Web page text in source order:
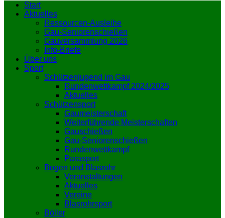
Start
Aktuelles
Ressourcen-Ausleihe
Gau-Seniorenschießen
Gauversammlung 2026
Info-Briefe
Über uns
Sport
Schützenjugend im Gau
Rundenwettkampf 2024/2025
Aktuelles
Schützensport
Gaumeisterschaft
Weiterführende Meisterschaften
Gauschießen
Gau-Seniorenschießen
Rundenwettkampf
Parasport
Bogen und Blasrohr
Veranstaltungen
Aktuelles
Vereine
Blasrohrsport
Böller